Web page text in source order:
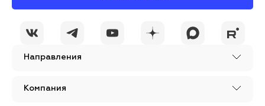
Направления
Компания